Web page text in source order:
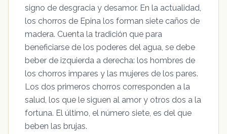
signo de desgracia y desamor. En la actualidad,
los chorros de Epina los forman siete caños de
madera. Cuenta la tradición que para
beneficiarse de los poderes del agua, se debe
beber de izquierda a derecha: los hombres de
los chorros impares y las mujeres de los pares.
Los dos primeros chorros corresponden a la
salud, los que le siguen al amor y otros dos a la
fortuna. El último, el número siete, es del que
beben las brujas.